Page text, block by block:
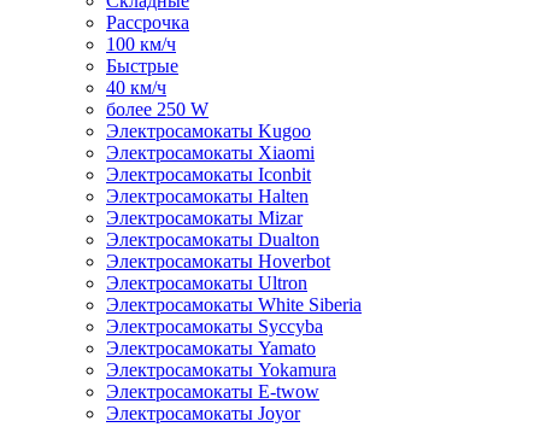
Рассрочка
100 км/ч
Быстрые
40 км/ч
более 250 W
Электросамокаты Kugoo
Электросамокаты Xiaomi
Электросамокаты Iconbit
Электросамокаты Halten
Электросамокаты Mizar
Электросамокаты Dualton
Электросамокаты Hoverbot
Электросамокаты Ultron
Электросамокаты White Siberia
Электросамокаты Syccyba
Электросамокаты Yamato
Электросамокаты Yokamura
Электросамокаты E-twow
Электросамокаты Joyor